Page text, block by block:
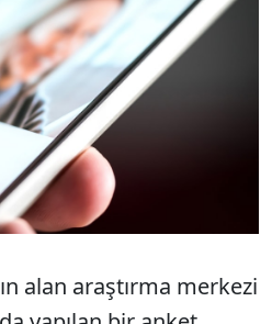
alan araştırma merkezi